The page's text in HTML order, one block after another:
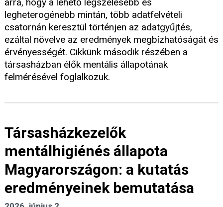
legheterogénebb mintán, több adatfelvételi
csatornán keresztül történjen az adatgyűjtés,
ezáltal növelve az eredmények megbízhatóságát és
érvényességét. Cikkünk második részében a
társasházban élők mentális állapotának
felmérésével foglalkozuk.
Társasházkezelők
mentálhigiénés állapota
Magyarországon: a kutatás
eredményeinek bemutatása